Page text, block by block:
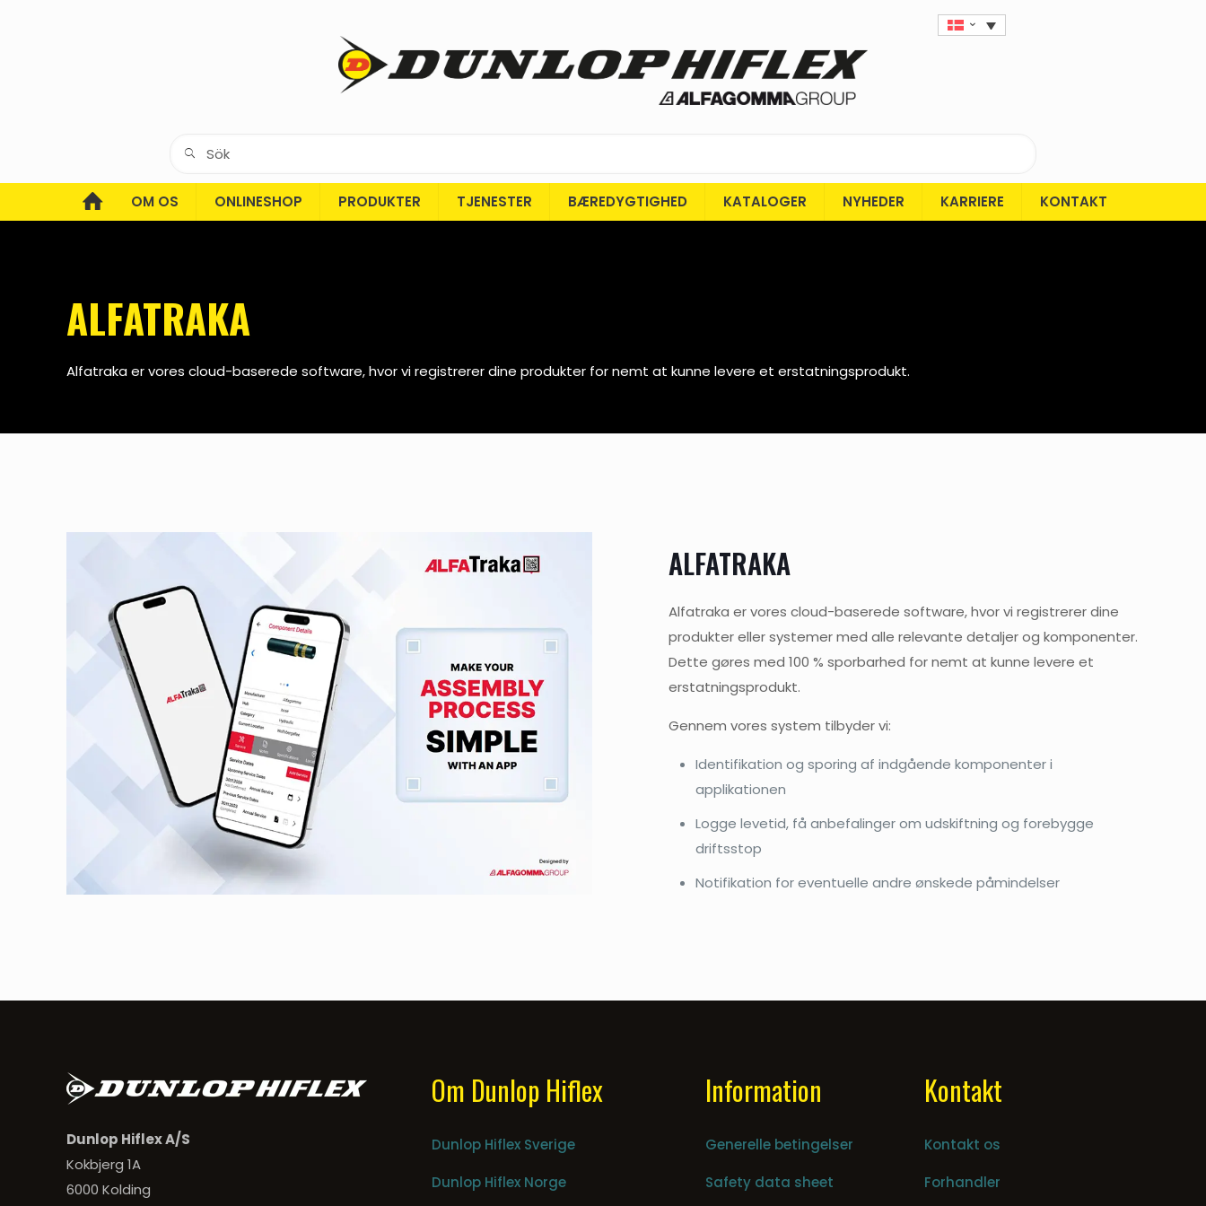
OM OS ONLINESHOP PRODUKTER TJENESTER BÆREDYGTIGHED KATALOGER NYHEDER KARRIERE KONTAKT
ALFATRAKA
Alfatraka er vores cloud-baserede software, hvor vi registrerer dine produkter for nemt at kunne levere et erstatningsprodukt.
ALFATRAKA
Alfatraka er vores cloud-baserede software, hvor vi registrerer dine
produkter eller systemer med alle relevante detaljer og komponenter.
Dette gøres med 100 % sporbarhed for nemt at kunne levere et
erstatningsprodukt.
Gennem vores system tilbyder vi:
Identifikation og sporing af indgående komponenter i
applikationen
Logge levetid, få anbefalinger om udskiftning og forebygge
driftsstop
Notifikation for eventuelle andre ønskede påmindelser
Dunlop Hiflex A/S
Kokbjerg 1A
6000 Kolding
Om Dunlop Hiflex
Dunlop Hiflex Sverige
Dunlop Hiflex Norge
Information
Generelle betingelser
Safety data sheet
Kontakt
Kontakt os
Forhandler